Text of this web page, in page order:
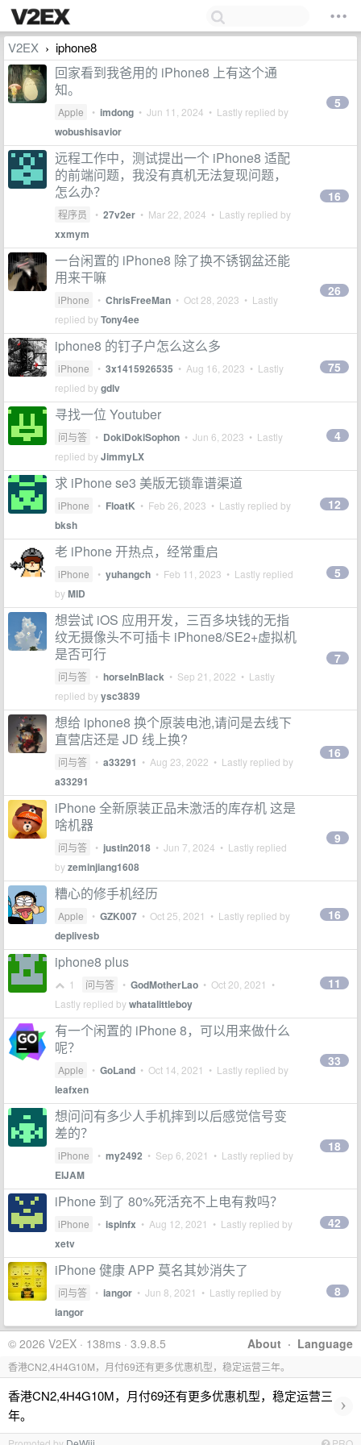
V2EX › iphone8
回家看到我爸用的 iPhone8 上有这个通
知。
Apple • imdong • Jun 11, 2024 • Lastly replied by
wobushisavior
5
远程工作中，测试提出一个 iPhone8 适配
的前端问题，我没有真机无法复现问题，
怎么办？
程序员 • 27v2er • Mar 22, 2024 • Lastly replied by
xxmym
16
一台闲置的 iPhone8 除了换不锈钢盆还能
用来干嘛
iPhone • ChrisFreeMan • Oct 28, 2023 • Lastly
replied byTony4ee
26
iphone8 的钉子户怎么这么多
iPhone • 3x1415926535 • Aug 16, 2023 • Lastly
replied bygdlv
75
寻找一位 Youtuber
问与答 • DokiDokiSophon • Jun 6, 2023 • Lastly
replied byJimmyLX
4
求 iPhone se3 美版无锁靠谱渠道
iPhone • FloatK • Feb 26, 2023 • Lastly replied by
bksh
12
老 iPhone 开热点，经常重启
iPhone • yuhangch • Feb 11, 2023 • Lastly replied
byMID
5
想尝试 iOS 应用开发，三百多块钱的无指
纹无摄像头不可插卡 iPhone8/SE2+虚拟机
是否可行
问与答 • horseInBlack • Sep 21, 2022 • Lastly
replied byysc3839
7
想给 iphone8 换个原装电池,请问是去线下
直营店还是 JD 线上换?
问与答 • a33291 • Aug 23, 2022 • Lastly replied by
a33291
16
iPhone 全新原装正品未激活的库存机 这是
啥机器
问与答 • justin2018 • Jun 7, 2024 • Lastly replied
byzeminjiang1608
9
糟心的修手机经历
Apple • GZK007 • Oct 25, 2021 • Lastly replied by
deplivesb
16
iphone8 plus
1 问与答 • GodMotherLao • Oct 20, 2021 •
Lastly replied bywhatalittleboy
11
有一个闲置的 iPhone 8，可以用来做什么
呢？
Apple • GoLand • Oct 14, 2021 • Lastly replied by
leafxen
33
想问问有多少人手机摔到以后感觉信号变
差的？
iPhone • my2492 • Sep 6, 2021 • Lastly replied by
EIJAM
18
iPhone 到了 80%死活充不上电有救吗？
iPhone • ispinfx • Aug 12, 2021 • Lastly replied by
xetv
42
iPhone 健康 APP 莫名其妙消失了
问与答 • iangor • Jun 8, 2021 • Lastly replied by
iangor
8
About · Language
© 2026 V2EX · 138ms · 3.9.8.5
香港CN2,4H4G10M，月付69还有更多优惠机型，稳定运营三年。
香港CN2,4H4G10M，月付69还有更多优惠机型，稳定运营三
年。
›